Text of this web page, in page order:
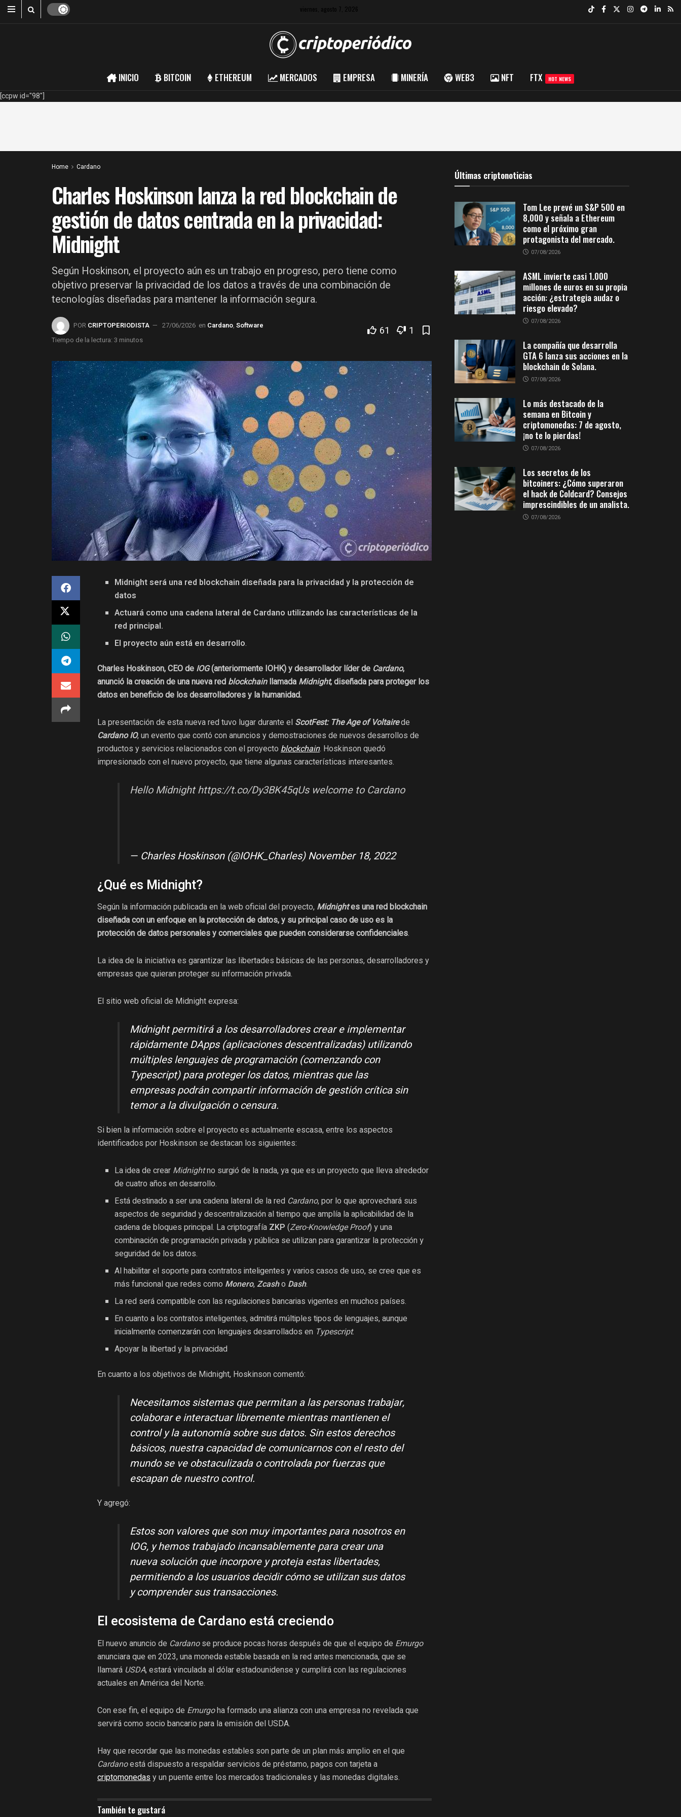
viernes, agosto 7, 2026
INICIO BITCOIN ETHEREUM MERCADOS EMPRESA MINERÍA WEB3 NFT FTX HOT NEWS
[ccpw id="98"]
Home Cardano
Charles Hoskinson lanza la red blockchain de
gestión de datos centrada en la privacidad:
Midnight
Según Hoskinson, el proyecto aún es un trabajo en progreso, pero tiene como
objetivo preservar la privacidad de los datos a través de una combinación de
tecnologías diseñadas para mantener la información segura.
POR CRIPTOPERIODISTA 27/06/2026 en Cardano, Software
Tiempo de la lectura: 3 minutos
61 1
Midnight será una red blockchain diseñada para la privacidad y la protección de
datos
Actuará como una cadena lateral de Cardano utilizando las características de la
red principal.
El proyecto aún está en desarrollo.
Charles Hoskinson, CEO de IOG(anteriormente IOHK) y desarrollador líder de Cardano,
anunció la creación de una nueva red blockchainllamada Midnight, diseñada para proteger los
datos en beneficio de los desarrolladores y la humanidad.
La presentación de esta nueva red tuvo lugar durante el ScotFest: The Age of Voltaire de
Cardano IO, un evento que contó con anuncios y demostraciones de nuevos desarrollos de
productos y servicios relacionados con el proyecto blockchain. Hoskinson quedó
impresionado con el nuevo proyecto, que tiene algunas características interesantes.
Hello Midnight https://t.co/Dy3BK45qUs welcome to Cardano
— Charles Hoskinson (@IOHK_Charles) November 18, 2022
¿Qué es Midnight?
Según la información publicada en la web oficial del proyecto, Midnightes una red blockchain
diseñada con un enfoque en la protección de datos, y su principal caso de uso es la
protección de datos personales y comerciales que pueden considerarse confidenciales.
La idea de la iniciativa es garantizar las libertades básicas de las personas, desarrolladores y
empresas que quieran proteger su información privada.
El sitio web oficial de Midnight expresa:
Midnight permitirá a los desarrolladores crear e implementar
rápidamente DApps (aplicaciones descentralizadas) utilizando
múltiples lenguajes de programación (comenzando con
Typescript) para proteger los datos, mientras que las
empresas podrán compartir información de gestión crítica sin
temor a la divulgación o censura.
Si bien la información sobre el proyecto es actualmente escasa, entre los aspectos
identificados por Hoskinson se destacan los siguientes:
La idea de crear Midnightno surgió de la nada, ya que es un proyecto que lleva alrededor
de cuatro años en desarrollo.
Está destinado a ser una cadena lateral de la red Cardano, por lo que aprovechará sus
aspectos de seguridad y descentralización al tiempo que amplía la aplicabilidad de la
cadena de bloques principal. La criptografía ZKP (Zero-Knowledge Proof) y una
combinación de programación privada y pública se utilizan para garantizar la protección y
seguridad de los datos.
Al habilitar el soporte para contratos inteligentes y varios casos de uso, se cree que es
más funcional que redes como Monero,Zcasho Dash.
La red será compatible con las regulaciones bancarias vigentes en muchos países.
En cuanto a los contratos inteligentes, admitirá múltiples tipos de lenguajes, aunque
inicialmente comenzarán con lenguajes desarrollados en Typescript.
Apoyar la libertad y la privacidad
En cuanto a los objetivos de Midnight, Hoskinson comentó:
Necesitamos sistemas que permitan a las personas trabajar,
colaborar e interactuar libremente mientras mantienen el
control y la autonomía sobre sus datos. Sin estos derechos
básicos, nuestra capacidad de comunicarnos con el resto del
mundo se ve obstaculizada o controlada por fuerzas que
escapan de nuestro control.
Y agregó:
Estos son valores que son muy importantes para nosotros en
IOG, y hemos trabajado incansablemente para crear una
nueva solución que incorpore y proteja estas libertades,
permitiendo a los usuarios decidir cómo se utilizan sus datos
y comprender sus transacciones.
El ecosistema de Cardano está creciendo
El nuevo anuncio de Cardanose produce pocas horas después de que el equipo de Emurgo
anunciara que en 2023, una moneda estable basada en la red antes mencionada, que se
llamará USDA, estará vinculada al dólar estadounidense y cumplirá con las regulaciones
actuales en América del Norte.
Con ese fin, el equipo de Emurgoha formado una alianza con una empresa no revelada que
servirá como socio bancario para la emisión del USDA.
Hay que recordar que las monedas estables son parte de un plan más amplio en el que
Cardanoestá dispuesto a respaldar servicios de préstamo, pagos con tarjeta a
criptomonedas y un puente entre los mercados tradicionales y las monedas digitales.
También te gustará
Últimas criptonoticias
Tom Lee prevé un S&P 500 en
8,000 y señala a Ethereum
como el próximo gran
protagonista del mercado.
07/08/2026
ASML invierte casi 1.000
millones de euros en su propia
acción: ¿estrategia audaz o
riesgo elevado?
07/08/2026
La compañía que desarrolla
GTA 6 lanza sus acciones en la
blockchain de Solana.
07/08/2026
Lo más destacado de la
semana en Bitcoin y
criptomonedas: 7 de agosto,
¡no te lo pierdas!
07/08/2026
Los secretos de los
bitcoiners: ¿Cómo superaron
el hack de Coldcard? Consejos
imprescindibles de un analista.
07/08/2026